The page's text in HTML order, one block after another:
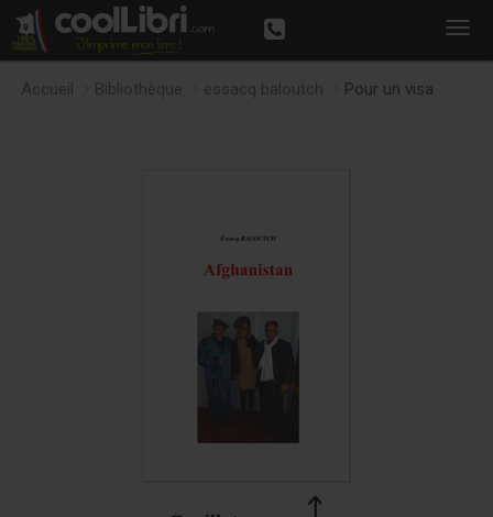
Accueil Bibliothèque essacq baloutch Pour un visa